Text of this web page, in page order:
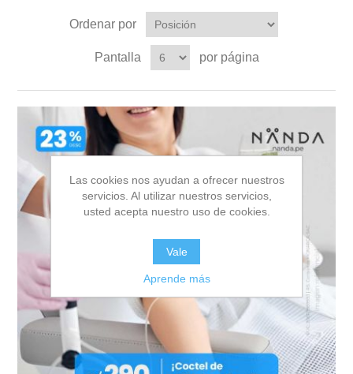
Ordenar por
Pantalla por página
Las cookies nos ayudan a ofrecer nuestros
servicios. Al utilizar nuestros servicios,
usted acepta nuestro uso de cookies.
Vale
Aprende más